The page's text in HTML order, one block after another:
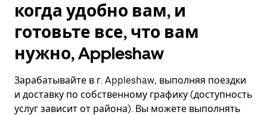
когда удобно вам, и
готовьте все, что вам
нужно, Appleshaw
Зарабатывайте в г. Appleshaw, выполняя поездки
и доставку по собственному графику (доступность
услуг зависит от района). Вы можете выполнять